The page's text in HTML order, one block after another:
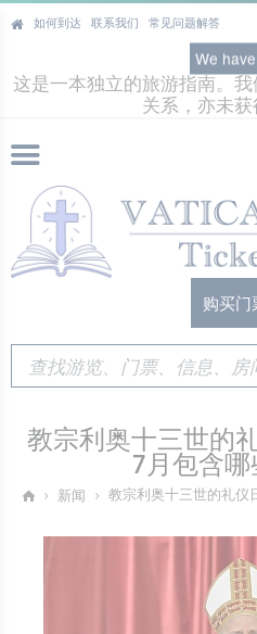
如何到达 联系我们 常见问题解答
We
这是一本独立的旅游指南。
关系，亦未获
购买门
教宗利奥十三世的
7月包含哪
新闻 教宗利奥十三世的礼仪